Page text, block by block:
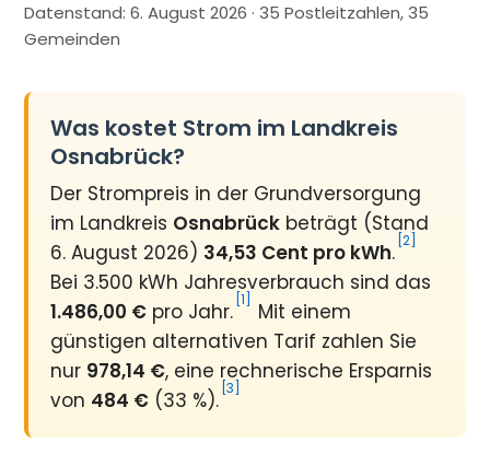
Datenstand:6. August 2026 · 35 Postleitzahlen, 35
Gemeinden
Was kostet Strom im Landkreis
Osnabrück?
Der Strompreis in der Grundversorgung
im Landkreis Osnabrück beträgt (Stand
6. August 2026) 34,53 Cent pro kWh. [2]
Bei 3.500 kWh Jahresverbrauch sind das
1.486,00 € pro Jahr. [1]
Mit einem
günstigen alternativen Tarif zahlen Sie
nur 978,14 €, eine rechnerische Ersparnis
von 484 € (33 %). [3]